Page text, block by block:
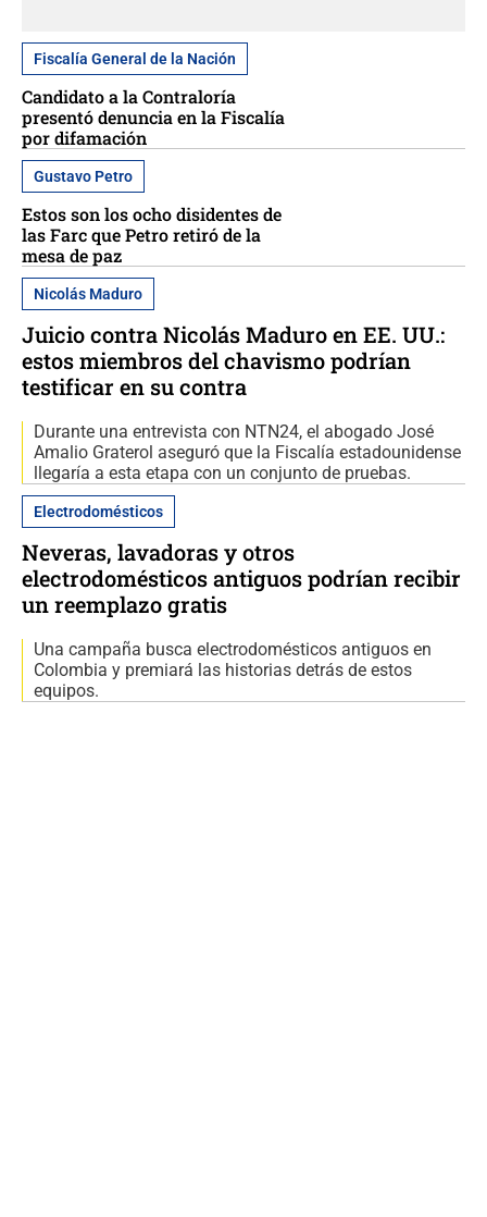
Fiscalía General de la Nación
Candidato a la Contraloría
presentó denuncia en la Fiscalía
por difamación
Gustavo Petro
Estos son los ocho disidentes de
las Farc que Petro retiró de la
mesa de paz
Nicolás Maduro
Juicio contra Nicolás Maduro en EE. UU.:
estos miembros del chavismo podrían
testificar en su contra
Durante una entrevista con NTN24, el abogado José
Amalio Graterol aseguró que la Fiscalía estadounidense
llegaría a esta etapa con un conjunto de pruebas.
Electrodomésticos
Neveras, lavadoras y otros
electrodomésticos antiguos podrían recibir
un reemplazo gratis
Una campaña busca electrodomésticos antiguos en
Colombia y premiará las historias detrás de estos
equipos.